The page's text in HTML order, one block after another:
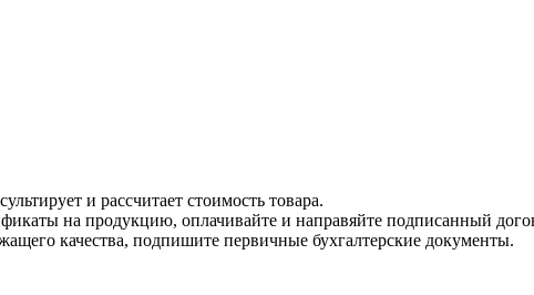
и рассчитает стоимость товара.
на продукцию, оплачивайте и направяйте подписанный
качества, подпишите первичные бухгалтерские документы.